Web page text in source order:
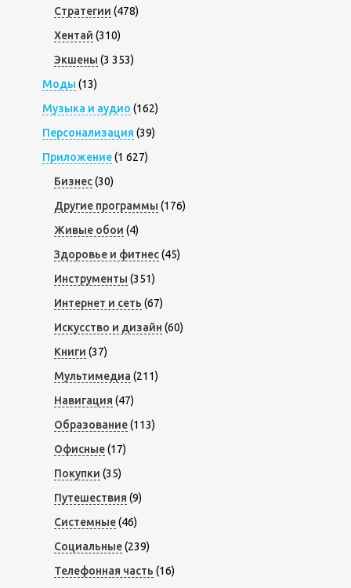
Стратегии (478)
Хентай (310)
Экшены (3 353)
Моды (13)
Музыка и аудио (162)
Персонализация (39)
Приложение(1 627)
Бизнес(30)
Другие программы (176)
Живые обои (4)
Здоровье и фитнес(45)
Инструменты (351)
Интернет и сеть (67)
Искусство и дизайн (60)
Книги (37)
Мультимедиа (211)
Навигация (47)
Образование(113)
Офисные(17)
Покупки (35)
Путешествия (9)
Системные(46)
Социальные(239)
Телефонная часть (16)